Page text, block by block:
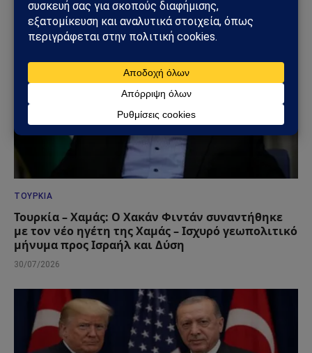
ΤΟΥΡΚΊΑ
Τουρκία – Χαμάς: Ο Χακάν Φιντάν συναντήθηκε
με τον νέο ηγέτη της Χαμάς – Ισχυρό γεωπολιτικό
μήνυμα προς Ισραήλ και Δύση
30/07/2026